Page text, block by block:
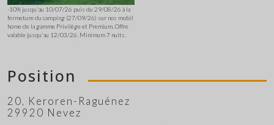
-10% jusqu'au 10/07/26 puis du 29/08/26 à la
fermeture du camping (27/09/26) sur nos mobil
home de la gamme Privilège et Premium. Offre
valable jusqu'au 12/03/26. Minimum 7 nuits.
Position
20, Keroren-Raguénez
29920 Nevez